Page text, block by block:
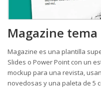
Magazine tema
Magazine es una plantilla
Slides o Power Point con un
mockup para una revista,
novedosas y una paleta de 5